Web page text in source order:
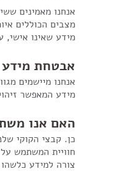
אנחנו מאמינים
מצבים הכוללים
מידע שאינו אישי,
אבטחת מידע
אנחנו מיישמים
מידע המאפשר
האם אנו
כן. קבצי הקוקי
חוויית המשתמש
צורה למידע